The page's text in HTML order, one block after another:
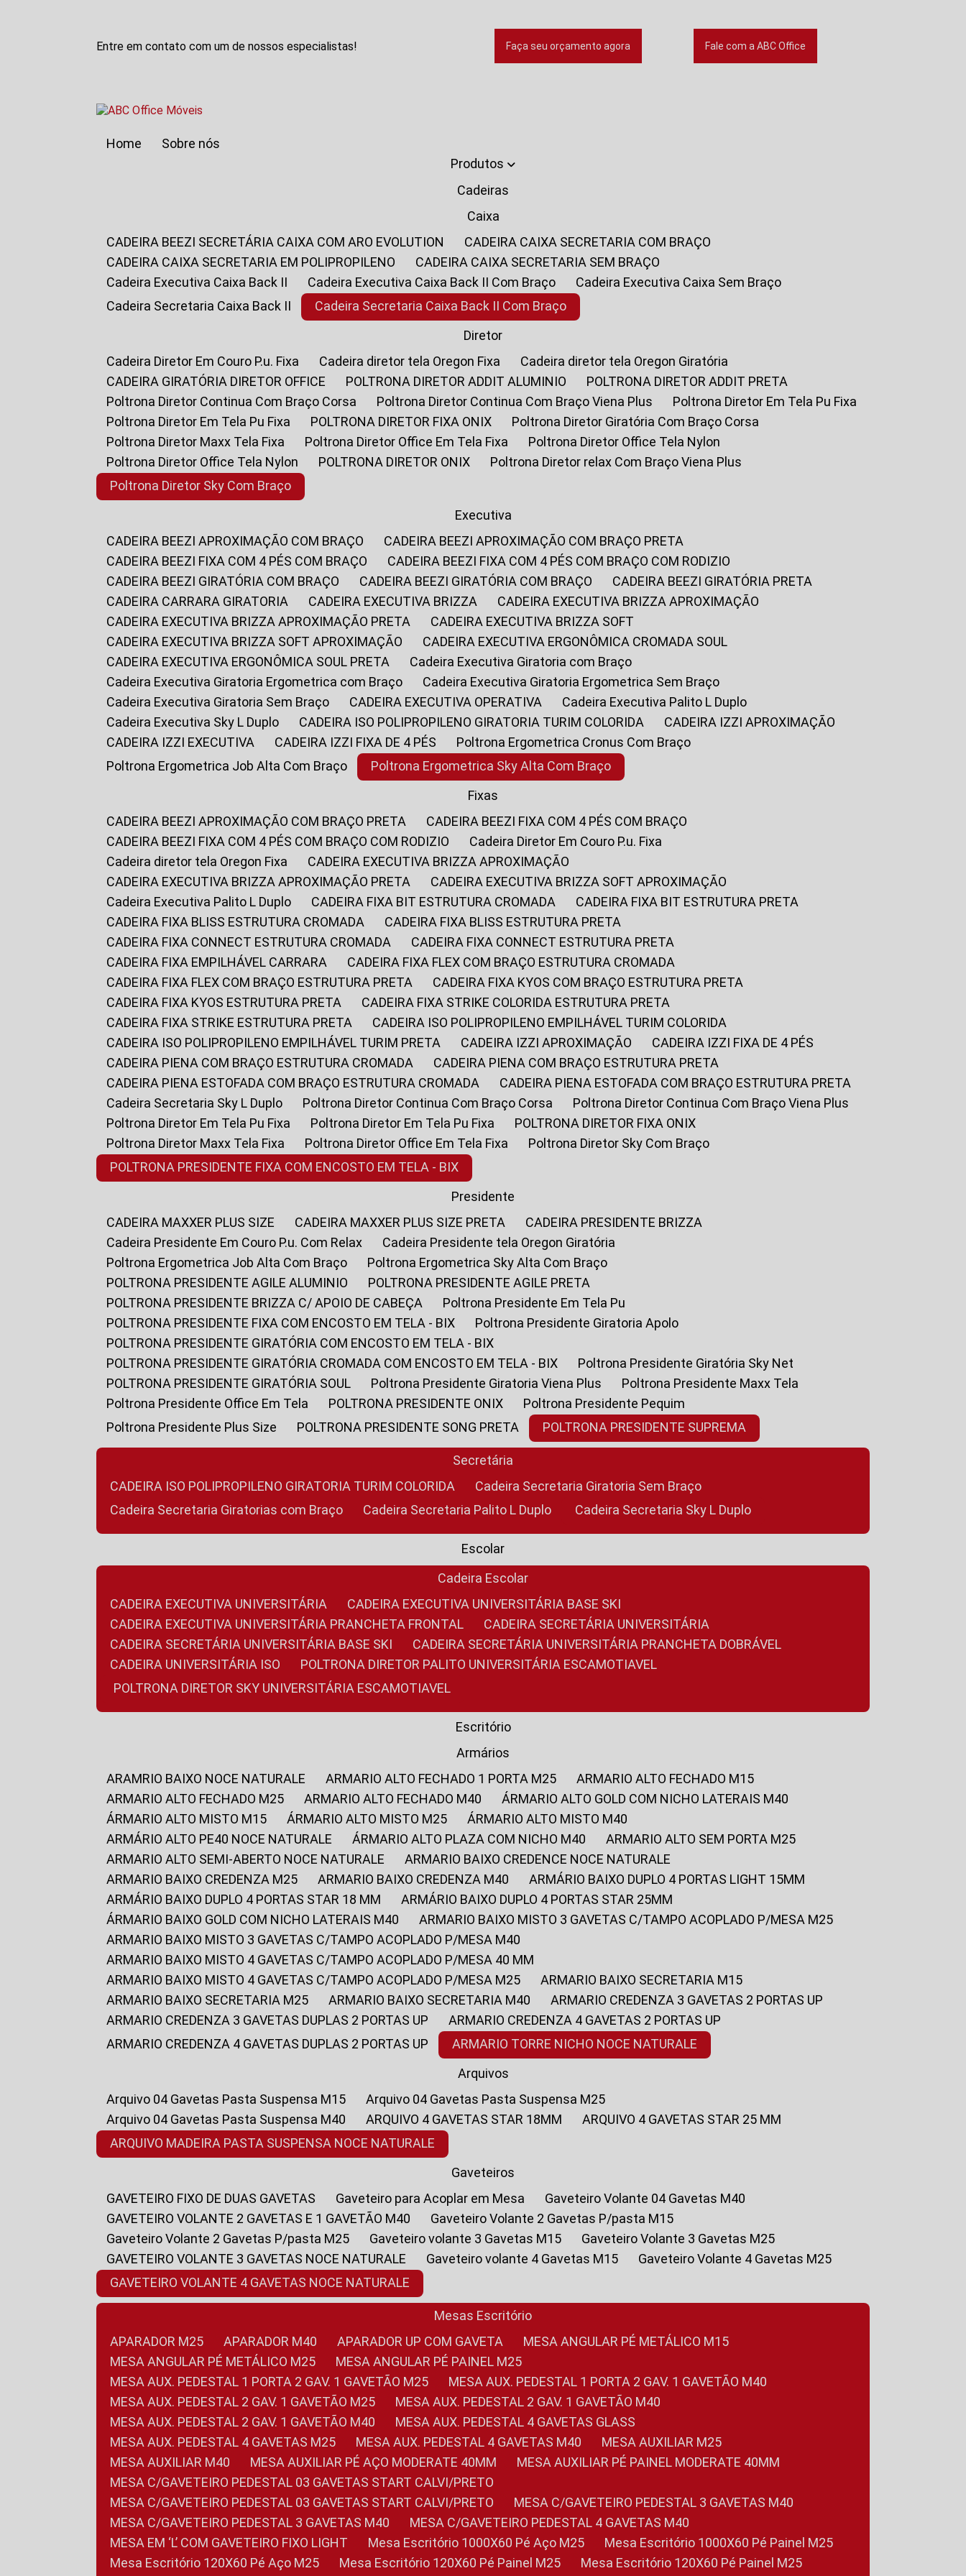
Entre em contato com um de nossos especialistas! Faça seu orçamento agora Fale com a ABC Office
Home
Sobre nós
Produtos
Cadeiras
Caixa
CADEIRA BEEZI SECRETÁRIA CAIXA COM ARO EVOLUTION
CADEIRA CAIXA SECRETARIA COM BRAÇO
CADEIRA CAIXA SECRETARIA EM POLIPROPILENO
CADEIRA CAIXA SECRETARIA SEM BRAÇO
Cadeira Executiva Caixa Back II
Cadeira Executiva Caixa Back II Com Braço
Cadeira Executiva Caixa Sem Braço
Cadeira Secretaria Caixa Back II
Cadeira Secretaria Caixa Back II Com Braço
Diretor
Cadeira Diretor Em Couro P.u. Fixa
Cadeira diretor tela Oregon Fixa
Cadeira diretor tela Oregon Giratória
CADEIRA GIRATÓRIA DIRETOR OFFICE
POLTRONA DIRETOR ADDIT ALUMINIO
POLTRONA DIRETOR ADDIT PRETA
Poltrona Diretor Continua Com Braço Corsa
Poltrona Diretor Continua Com Braço Viena Plus
Poltrona Diretor Em Tela Pu Fixa
Poltrona Diretor Em Tela Pu Fixa
POLTRONA DIRETOR FIXA ONIX
Poltrona Diretor Giratória Com Braço Corsa
Poltrona Diretor Maxx Tela Fixa
Poltrona Diretor Office Em Tela Fixa
Poltrona Diretor Office Tela Nylon
Poltrona Diretor Office Tela Nylon
POLTRONA DIRETOR ONIX
Poltrona Diretor relax Com Braço Viena Plus
Poltrona Diretor Sky Com Braço
Executiva
CADEIRA BEEZI APROXIMAÇÃO COM BRAÇO
CADEIRA BEEZI APROXIMAÇÃO COM BRAÇO PRETA
CADEIRA BEEZI FIXA COM 4 PÉS COM BRAÇO
CADEIRA BEEZI FIXA COM 4 PÉS COM BRAÇO COM RODIZIO
CADEIRA BEEZI GIRATÓRIA COM BRAÇO
CADEIRA BEEZI GIRATÓRIA COM BRAÇO
CADEIRA BEEZI GIRATÓRIA PRETA
CADEIRA CARRARA GIRATORIA
CADEIRA EXECUTIVA BRIZZA
CADEIRA EXECUTIVA BRIZZA APROXIMAÇÃO
CADEIRA EXECUTIVA BRIZZA APROXIMAÇÃO PRETA
CADEIRA EXECUTIVA BRIZZA SOFT
CADEIRA EXECUTIVA BRIZZA SOFT APROXIMAÇÃO
CADEIRA EXECUTIVA ERGONÔMICA CROMADA SOUL
CADEIRA EXECUTIVA ERGONÔMICA SOUL PRETA
Cadeira Executiva Giratoria com Braço
Cadeira Executiva Giratoria Ergometrica com Braço
Cadeira Executiva Giratoria Ergometrica Sem Braço
Cadeira Executiva Giratoria Sem Braço
CADEIRA EXECUTIVA OPERATIVA
Cadeira Executiva Palito L Duplo
Cadeira Executiva Sky L Duplo
CADEIRA ISO POLIPROPILENO GIRATORIA TURIM COLORIDA
CADEIRA IZZI APROXIMAÇÃO
CADEIRA IZZI EXECUTIVA
CADEIRA IZZI FIXA DE 4 PÉS
Poltrona Ergometrica Cronus Com Braço
Poltrona Ergometrica Job Alta Com Braço
Poltrona Ergometrica Sky Alta Com Braço
Fixas
CADEIRA BEEZI APROXIMAÇÃO COM BRAÇO PRETA
CADEIRA BEEZI FIXA COM 4 PÉS COM BRAÇO
CADEIRA BEEZI FIXA COM 4 PÉS COM BRAÇO COM RODIZIO
Cadeira Diretor Em Couro P.u. Fixa
Cadeira diretor tela Oregon Fixa
CADEIRA EXECUTIVA BRIZZA APROXIMAÇÃO
CADEIRA EXECUTIVA BRIZZA APROXIMAÇÃO PRETA
CADEIRA EXECUTIVA BRIZZA SOFT APROXIMAÇÃO
Cadeira Executiva Palito L Duplo
CADEIRA FIXA BIT ESTRUTURA CROMADA
CADEIRA FIXA BIT ESTRUTURA PRETA
CADEIRA FIXA BLISS ESTRUTURA CROMADA
CADEIRA FIXA BLISS ESTRUTURA PRETA
CADEIRA FIXA CONNECT ESTRUTURA CROMADA
CADEIRA FIXA CONNECT ESTRUTURA PRETA
CADEIRA FIXA EMPILHÁVEL CARRARA
CADEIRA FIXA FLEX COM BRAÇO ESTRUTURA CROMADA
CADEIRA FIXA FLEX COM BRAÇO ESTRUTURA PRETA
CADEIRA FIXA KYOS COM BRAÇO ESTRUTURA PRETA
CADEIRA FIXA KYOS ESTRUTURA PRETA
CADEIRA FIXA STRIKE COLORIDA ESTRUTURA PRETA
CADEIRA FIXA STRIKE ESTRUTURA PRETA
CADEIRA ISO POLIPROPILENO EMPILHÁVEL TURIM COLORIDA
CADEIRA ISO POLIPROPILENO EMPILHÁVEL TURIM PRETA
CADEIRA IZZI APROXIMAÇÃO
CADEIRA IZZI FIXA DE 4 PÉS
CADEIRA PIENA COM BRAÇO ESTRUTURA CROMADA
CADEIRA PIENA COM BRAÇO ESTRUTURA PRETA
CADEIRA PIENA ESTOFADA COM BRAÇO ESTRUTURA CROMADA
CADEIRA PIENA ESTOFADA COM BRAÇO ESTRUTURA PRETA
Cadeira Secretaria Sky L Duplo
Poltrona Diretor Continua Com Braço Corsa
Poltrona Diretor Continua Com Braço Viena Plus
Poltrona Diretor Em Tela Pu Fixa
Poltrona Diretor Em Tela Pu Fixa
POLTRONA DIRETOR FIXA ONIX
Poltrona Diretor Maxx Tela Fixa
Poltrona Diretor Office Em Tela Fixa
Poltrona Diretor Sky Com Braço
POLTRONA PRESIDENTE FIXA COM ENCOSTO EM TELA - BIX
Presidente
CADEIRA MAXXER PLUS SIZE
CADEIRA MAXXER PLUS SIZE PRETA
CADEIRA PRESIDENTE BRIZZA
Cadeira Presidente Em Couro P.u. Com Relax
Cadeira Presidente tela Oregon Giratória
Poltrona Ergometrica Job Alta Com Braço
Poltrona Ergometrica Sky Alta Com Braço
POLTRONA PRESIDENTE AGILE ALUMINIO
POLTRONA PRESIDENTE AGILE PRETA
POLTRONA PRESIDENTE BRIZZA C/ APOIO DE CABEÇA
Poltrona Presidente Em Tela Pu
POLTRONA PRESIDENTE FIXA COM ENCOSTO EM TELA - BIX
Poltrona Presidente Giratoria Apolo
POLTRONA PRESIDENTE GIRATÓRIA COM ENCOSTO EM TELA - BIX
POLTRONA PRESIDENTE GIRATÓRIA CROMADA COM ENCOSTO EM TELA - BIX
Poltrona Presidente Giratória Sky Net
POLTRONA PRESIDENTE GIRATÓRIA SOUL
Poltrona Presidente Giratoria Viena Plus
Poltrona Presidente Maxx Tela
Poltrona Presidente Office Em Tela
POLTRONA PRESIDENTE ONIX
Poltrona Presidente Pequim
Poltrona Presidente Plus Size
POLTRONA PRESIDENTE SONG PRETA POLTRONA PRESIDENTE SUPREMA
Secretária
CADEIRA ISO POLIPROPILENO GIRATORIA TURIM COLORIDA
Cadeira Secretaria Giratoria Sem Braço
Cadeira Secretaria Giratorias com Braço
Cadeira Secretaria Palito L Duplo Cadeira Secretaria Sky L Duplo
Escolar
Cadeira Escolar
CADEIRA EXECUTIVA UNIVERSITÁRIA
CADEIRA EXECUTIVA UNIVERSITÁRIA BASE SKI
CADEIRA EXECUTIVA UNIVERSITÁRIA PRANCHETA FRONTAL
CADEIRA SECRETÁRIA UNIVERSITÁRIA
CADEIRA SECRETÁRIA UNIVERSITÁRIA BASE SKI
CADEIRA SECRETÁRIA UNIVERSITÁRIA PRANCHETA DOBRÁVEL
CADEIRA UNIVERSITÁRIA ISO
POLTRONA DIRETOR PALITO UNIVERSITÁRIA ESCAMOTIAVEL
POLTRONA DIRETOR SKY UNIVERSITÁRIA ESCAMOTIAVEL
Escritório
Armários
ARAMRIO BAIXO NOCE NATURALE
ARMARIO ALTO FECHADO 1 PORTA M25
ARMARIO ALTO FECHADO M15
ARMARIO ALTO FECHADO M25
ARMARIO ALTO FECHADO M40
ÁRMARIO ALTO GOLD COM NICHO LATERAIS M40
ÁRMARIO ALTO MISTO M15
ÁRMARIO ALTO MISTO M25
ÁRMARIO ALTO MISTO M40
ARMÁRIO ALTO PE40 NOCE NATURALE
ÁRMARIO ALTO PLAZA COM NICHO M40
ARMARIO ALTO SEM PORTA M25
ARMARIO ALTO SEMI-ABERTO NOCE NATURALE
ARMARIO BAIXO CREDENCE NOCE NATURALE
ARMARIO BAIXO CREDENZA M25
ARMARIO BAIXO CREDENZA M40
ARMÁRIO BAIXO DUPLO 4 PORTAS LIGHT 15MM
ARMÁRIO BAIXO DUPLO 4 PORTAS STAR 18 MM
ARMÁRIO BAIXO DUPLO 4 PORTAS STAR 25MM
ÁRMARIO BAIXO GOLD COM NICHO LATERAIS M40
ARMARIO BAIXO MISTO 3 GAVETAS C/TAMPO ACOPLADO P/MESA M25
ARMARIO BAIXO MISTO 3 GAVETAS C/TAMPO ACOPLADO P/MESA M40
ARMARIO BAIXO MISTO 4 GAVETAS C/TAMPO ACOPLADO P/MESA 40 MM
ARMARIO BAIXO MISTO 4 GAVETAS C/TAMPO ACOPLADO P/MESA M25
ARMARIO BAIXO SECRETARIA M15
ARMARIO BAIXO SECRETARIA M25
ARMARIO BAIXO SECRETARIA M40
ARMARIO CREDENZA 3 GAVETAS 2 PORTAS UP
ARMARIO CREDENZA 3 GAVETAS DUPLAS 2 PORTAS UP
ARMARIO CREDENZA 4 GAVETAS 2 PORTAS UP
ARMARIO CREDENZA 4 GAVETAS DUPLAS 2 PORTAS UP
ARMARIO TORRE NICHO NOCE NATURALE
Arquivos
Arquivo 04 Gavetas Pasta Suspensa M15
Arquivo 04 Gavetas Pasta Suspensa M25
Arquivo 04 Gavetas Pasta Suspensa M40
ARQUIVO 4 GAVETAS STAR 18MM
ARQUIVO 4 GAVETAS STAR 25 MM
ARQUIVO MADEIRA PASTA SUSPENSA NOCE NATURALE
Gaveteiros
GAVETEIRO FIXO DE DUAS GAVETAS
Gaveteiro para Acoplar em Mesa
Gaveteiro Volante 04 Gavetas M40
GAVETEIRO VOLANTE 2 GAVETAS E 1 GAVETÃO M40
Gaveteiro Volante 2 Gavetas P/pasta M15
Gaveteiro Volante 2 Gavetas P/pasta M25
Gaveteiro volante 3 Gavetas M15
Gaveteiro Volante 3 Gavetas M25
GAVETEIRO VOLANTE 3 GAVETAS NOCE NATURALE
Gaveteiro volante 4 Gavetas M15
Gaveteiro Volante 4 Gavetas M25
GAVETEIRO VOLANTE 4 GAVETAS NOCE NATURALE
Mesas Escritório
APARADOR M25
APARADOR M40 APARADOR UP COM GAVETA
MESA ANGULAR PÉ METÁLICO M15
MESA ANGULAR PÉ METÁLICO M25
MESA ANGULAR PÉ PAINEL M25
MESA AUX. PEDESTAL 1 PORTA 2 GAV. 1 GAVETÃO M25
MESA AUX. PEDESTAL 1 PORTA 2 GAV. 1 GAVETÃO M40
MESA AUX. PEDESTAL 2 GAV. 1 GAVETÃO M25
MESA AUX. PEDESTAL 2 GAV. 1 GAVETÃO M40
MESA AUX. PEDESTAL 2 GAV. 1 GAVETÃO M40
MESA AUX. PEDESTAL 4 GAVETAS GLASS
MESA AUX. PEDESTAL 4 GAVETAS M25
MESA AUX. PEDESTAL 4 GAVETAS M40
MESA AUXILIAR M25
MESA AUXILIAR M40
MESA AUXILIAR PÉ AÇO MODERATE 40MM
MESA AUXILIAR PÉ PAINEL MODERATE 40MM
MESA C/GAVETEIRO PEDESTAL 03 GAVETAS START CALVI/PRETO
MESA C/GAVETEIRO PEDESTAL 03 GAVETAS START CALVI/PRETO
MESA C/GAVETEIRO PEDESTAL 3 GAVETAS M40
MESA C/GAVETEIRO PEDESTAL 3 GAVETAS M40
MESA C/GAVETEIRO PEDESTAL 4 GAVETAS M40
MESA EM ‘L’ COM GAVETEIRO FIXO LIGHT
Mesa Escritório 1000X60 Pé Aço M25
Mesa Escritório 1000X60 Pé Painel M25
Mesa Escritório 120X60 Pé Aço M25
Mesa Escritório 120X60 Pé Painel M25
Mesa Escritório 120X60 Pé Painel M25